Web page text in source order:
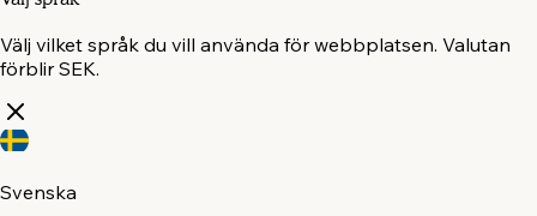
Välj vilket språk du vill använda för webbplatsen. Valutan
förblir SEK.
Svenska